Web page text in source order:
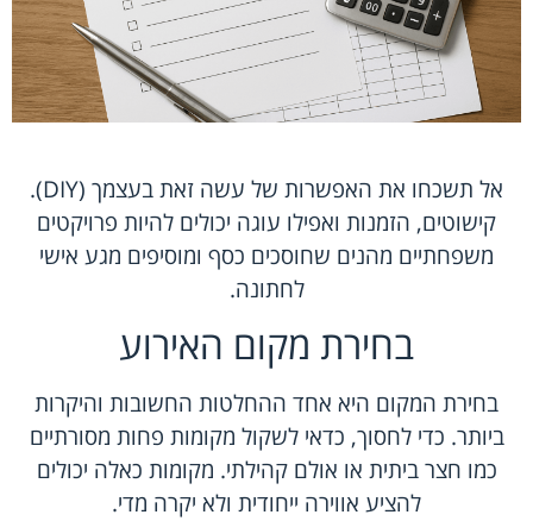
אל תשכחו את האפשרות של עשה זאת בעצמך (DIY).
קישוטים, הזמנות ואפילו עוגה יכולים להיות פרויקטים
משפחתיים מהנים שחוסכים כסף ומוסיפים מגע אישי
לחתונה.
בחירת מקום האירוע
בחירת המקום היא אחד ההחלטות החשובות והיקרות
ביותר. כדי לחסוך, כדאי לשקול מקומות פחות מסורתיים
כמו חצר ביתית או אולם קהילתי. מקומות כאלה יכולים
להציע אווירה ייחודית ולא יקרה מדי.